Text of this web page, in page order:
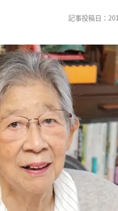
記事投稿日：